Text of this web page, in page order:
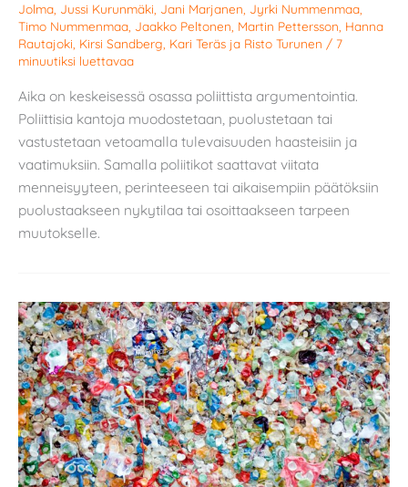
Jolma Jussi Kurunmäki Jani Marjanen Jyrki Nummenmaa
Timo Nummenmaa Jaakko Peltonen Martin Pettersson Hanna
Rautajoki Kirsi Sandberg Kari Teräs ja Risto Turunen / 7
minuutiksi luettavaa
Aika on keskeisessä osassa poliittista argumentointia.
Poliittisia kantoja muodostetaan, puolustetaan tai
vastustetaan vetoamalla tulevaisuuden haasteisiin ja
vaatimuksiin. Samalla poliitikot saattavat viitata
menneisyyteen, perinteeseen tai aikaisempiin päätöksiin
puolustaakseen nykytilaa tai osoittaakseen tarpeen
muutokselle.